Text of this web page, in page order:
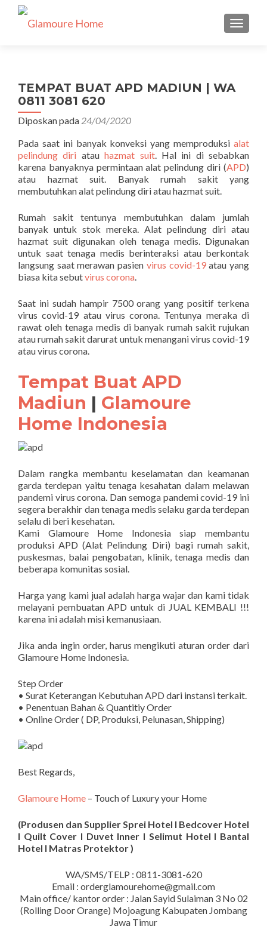
TUKAR
TEMPAT BUAT APD MADIUN | WA
0811 3081 620
Diposkan pada 24/04/2020
Pada saat ini banyak konveksi yang memproduksi alat
pelindung diri atauhazmat suit. Hal ini di sebabkan
karena banyaknya permintaan alat pelindung diri (APD)
atau hazmat suit. Banyak rumah sakit yang
membutuhkan alat pelindung diri atau hazmat suit.
Rumah sakit tentunya membutuhkan dalam jumlah
banyak untuk stok mereka. Alat pelindung diri atau
hazmat suit digunakan oleh tenaga medis. Digunakan
untuk saat tenaga medis berinteraksi atau berkontak
langsung saat merawan pasien virus covid-19atau yang
biasa kita sebutvirus corona.
Saat ini sudah hampir 7500 orang yang positif terkena
virus covid-19 atau virus corona. Tentunya meraka di
rawat oleh tenaga medis di banyak rumah sakit rujukan
atau rumah sakit darurat untuk menangani virus covid-19
atau virus corona.
Tempat Buat APD
Madiun | Glamoure
Home Indonesia
Dalam rangka membantu keselamatan dan keamanan
garda terdepan yaitu tenaga kesahatan dalam melawan
pandemi virus corona. Dan semoga pandemi covid-19 ini
segera berakhir dan tenaga medis selaku garda terdepan
selalu di beri kesehatan.
Kami Glamoure Home Indonesia siap membantu
produksi APD (Alat Pelindung Diri) bagi rumah sakit,
puskesmas, balai pengobatan, klinik, tenaga medis dan
beberapa komunitas sosial.
Harga yang kami jual adalah harga wajar dan kami tidak
melayani pembuatan APD untuk di JUAL KEMBALI !!!
karena ini adalah misi kemanusiaan.
Jika anda ingin order, harus mengikuti aturan order dari
Glamoure Home Indonesia.
Step Order
• Surat Keterangan Kebutuhan APD dari instansi terkait.
• Penentuan Bahan & Quantitiy Order
• Online Order ( DP, Produksi, Pelunasan, Shipping)
Best Regards,
Glamoure Home – Touch of Luxury your Home
(Produsen dan Supplier Sprei Hotel I Bedcover Hotel
I Quilt Cover I Duvet Inner I Selimut Hotel I Bantal
Hotel I Matras Protektor )
WA/SMS/TELP : 0811-3081-620
Email : orderglamourehome@gmail.com
Main office/ kantor order : Jalan Sayid Sulaiman 3 No 02
(Rolling Door Orange) Mojoagung Kabupaten Jombang
Jawa Timur